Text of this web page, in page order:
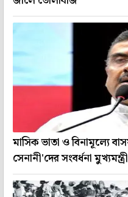
মাসিক ভাতা ও বিনামূল্যে
সেনানী'দের সংবর্ধনা